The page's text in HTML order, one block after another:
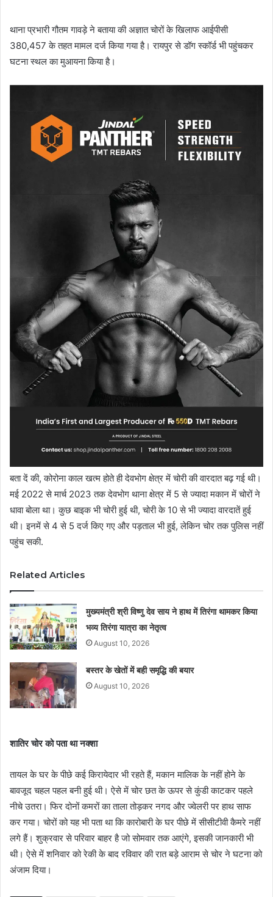
थाना प्रभारी गौतम गावड़े ने बताया की अज्ञात चोरों के खिलाफ आईपीसी
380,457 के तहत मामल दर्ज किया गया है। रायपुर से डॉग स्कॉर्ड भी पहुंचकर
घटना स्थल का मुआयना किया है।
बता दें की, कोरोना काल खत्म होते ही देवभोग क्षेत्र में चोरी की वारदात बढ़ गई थी।
मई 2022 से मार्च 2023 तक देवभोग थाना क्षेत्र में 5 से ज्यादा मकान में चोरों ने
धावा बोला था। कुछ बाइक भी चोरी हुई थी, चोरी के 10 से भी ज्यादा वारदातें हुई
थी। इनमें से 4 से 5 दर्ज किए गए और पड़ताल भी हुई, लेकिन चोर तक पुलिस नहीं
पहुंच सकी.
Related Articles
मुख्यमंत्री श्री विष्णु देव साय ने हाथ में तिरंगा थामकर किया
भव्य तिरंगा यात्रा का नेतृत्व
August 10, 2026
बस्तर के खेतों में बही समृद्धि की बयार
August 10, 2026
शातिर चोर को पता था नक्शा
तायल के घर के पीछे कई किरायेदार भी रहते हैं, मकान मालिक के नहीं होने के
बावजूद चहल पहल बनी हुई थी। ऐसे में चोर छत के ऊपर से कुंडी काटकर पहले
नीचे उतरा। फिर दोनों कमरों का ताला तोड़कर नगद और ज्वेलरी पर हाथ साफ
कर गया। चोरों को यह भी पता था कि कारोबारी के घर पीछे में सीसीटीवी कैमरे नहीं
लगे हैं। शुक्रवार से परिवार बाहर है जो सोमवार तक आएंगे, इसकी जानकारी भी
थी। ऐसे में शनिवार को रेकी के बाद रविवार की रात बड़े आराम से चोर ने घटना को
अंजाम दिया।